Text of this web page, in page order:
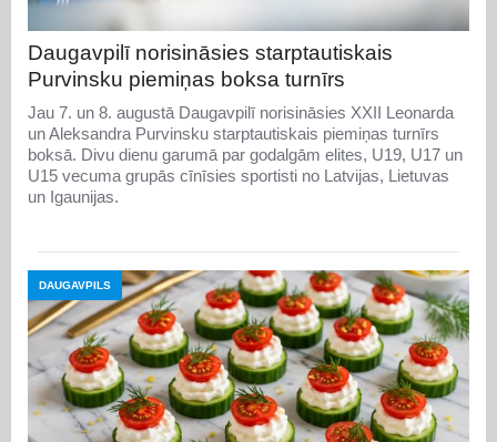
Daugavpilī norisināsies starptautiskais
Purvinsku piemiņas boksa turnīrs
Jau 7. un 8. augustā Daugavpilī norisināsies XXII Leonarda
un Aleksandra Purvinsku starptautiskais piemiņas turnīrs
boksā. Divu dienu garumā par godalgām elites, U19, U17 un
U15 vecuma grupās cīnīsies sportisti no Latvijas, Lietuvas
un Igaunijas.
DAUGAVPILS